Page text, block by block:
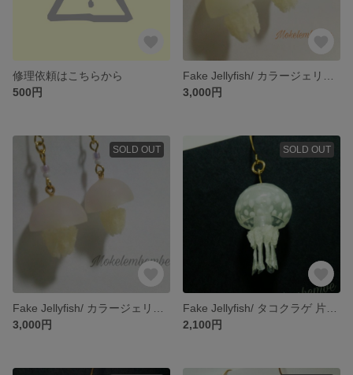
修理依頼はこちらから
500円
3,000円
SOLD OUT
3,000円
SOLD OUT
2,100円